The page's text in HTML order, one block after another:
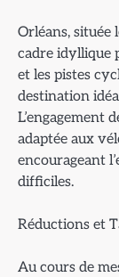
Orléans, située
cadre idyllique
et les pistes
destination
L’engagement
adaptée aux
encourageant
difficiles.
Réductions et
Au cours de